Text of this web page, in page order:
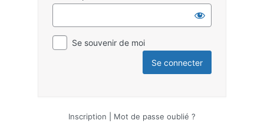
Se souvenir de moi
Inscription Mot de passe oublié ?